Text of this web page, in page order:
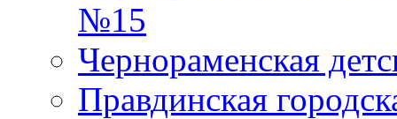
№15
Чернораменская
Правдинская